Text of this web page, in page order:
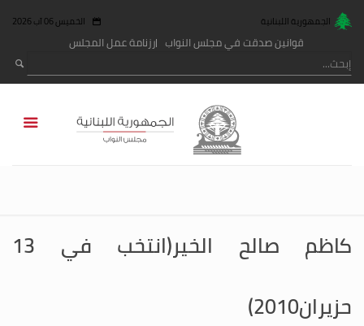
الجمهورية اللبنانية الخميس 06 آب 2026
قوانين صدقت في مجلس النواب رزنامة عمل المجلس
كاظم صالح الخير(انتخب في 13
حزيران2010)